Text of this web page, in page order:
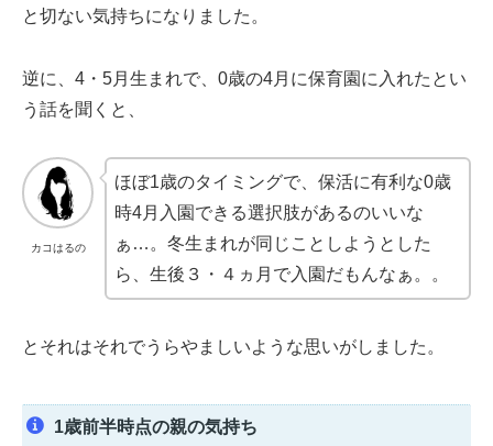
と切ない気持ちになりました。
逆に、4・5月生まれで、0歳の4月に保育園に入れたとい
う話を聞くと、
カコはるの
ほぼ1歳のタイミングで、保活に有利な0歳
時4月入園できる選択肢があるのいいな
ぁ…。冬生まれが同じことしようとした
ら、生後３・４ヵ月で入園だもんなぁ。。
とそれはそれでうらやましいような思いがしました。
1歳前半時点の親の気持ち